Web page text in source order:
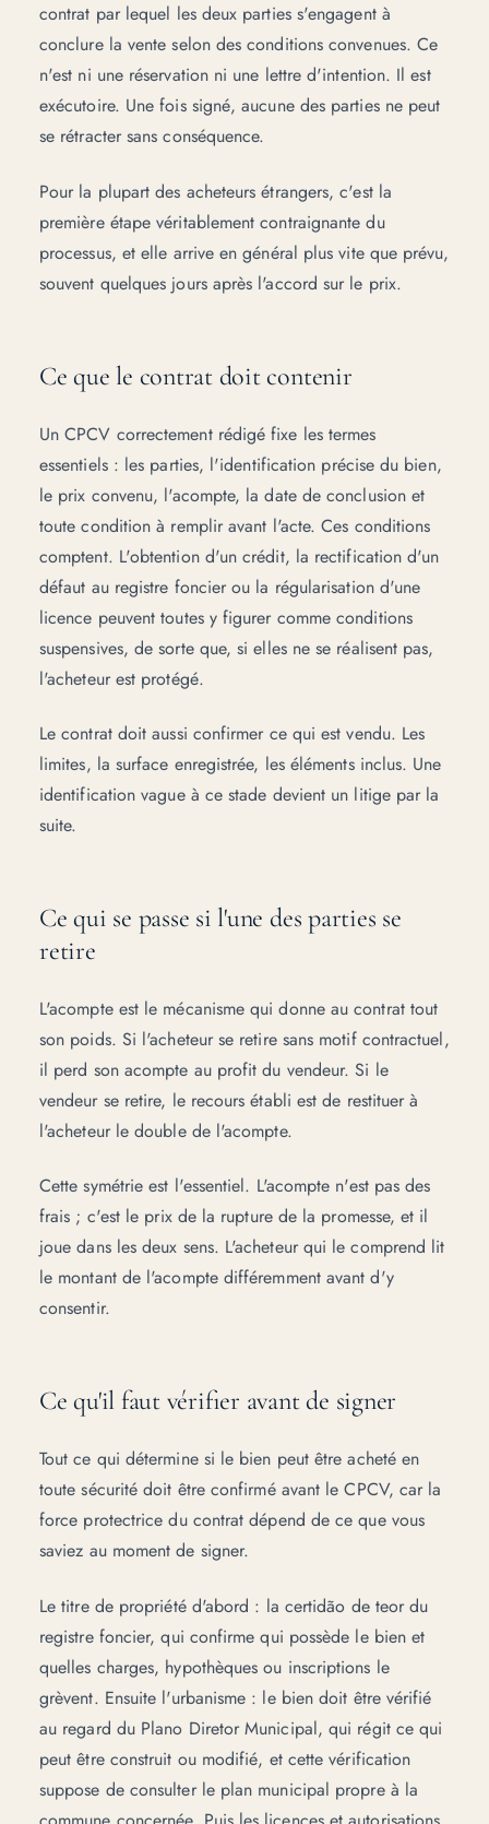
contrat par lequel les deux parties s'engagent à
conclure la vente selon des conditions convenues. Ce
n'est ni une réservation ni une lettre d'intention. Il est
exécutoire. Une fois signé, aucune des parties ne peut
se rétracter sans conséquence.
Pour la plupart des acheteurs étrangers, c'est la
première étape véritablement contraignante du
processus, et elle arrive en général plus vite que prévu,
souvent quelques jours après l'accord sur le prix.
Ce que le contrat doit contenir
Un CPCV correctement rédigé fixe les termes
essentiels : les parties, l'identification précise du bien,
le prix convenu, l'acompte, la date de conclusion et
toute condition à remplir avant l'acte. Ces conditions
comptent. L'obtention d'un crédit, la rectification d'un
défaut au registre foncier ou la régularisation d'une
licence peuvent toutes y figurer comme conditions
suspensives, de sorte que, si elles ne se réalisent pas,
l'acheteur est protégé.
Le contrat doit aussi confirmer ce qui est vendu. Les
limites, la surface enregistrée, les éléments inclus. Une
identification vague à ce stade devient un litige par la
suite.
Ce qui se passe si l'une des parties se
retire
L'acompte est le mécanisme qui donne au contrat tout
son poids. Si l'acheteur se retire sans motif contractuel,
il perd son acompte au profit du vendeur. Si le
vendeur se retire, le recours établi est de restituer à
l'acheteur le double de l'acompte.
Cette symétrie est l'essentiel. L'acompte n'est pas des
frais ; c'est le prix de la rupture de la promesse, et il
joue dans les deux sens. L'acheteur qui le comprend lit
le montant de l'acompte différemment avant d'y
consentir.
Ce qu'il faut vérifier avant de signer
Tout ce qui détermine si le bien peut être acheté en
toute sécurité doit être confirmé avant le CPCV, car la
force protectrice du contrat dépend de ce que vous
saviez au moment de signer.
Le titre de propriété d'abord : la certidão de teor du
registre foncier, qui confirme qui possède le bien et
quelles charges, hypothèques ou inscriptions le
grèvent. Ensuite l'urbanisme : le bien doit être vérifié
au regard du Plano Diretor Municipal, qui régit ce qui
peut être construit ou modifié, et cette vérification
suppose de consulter le plan municipal propre à la